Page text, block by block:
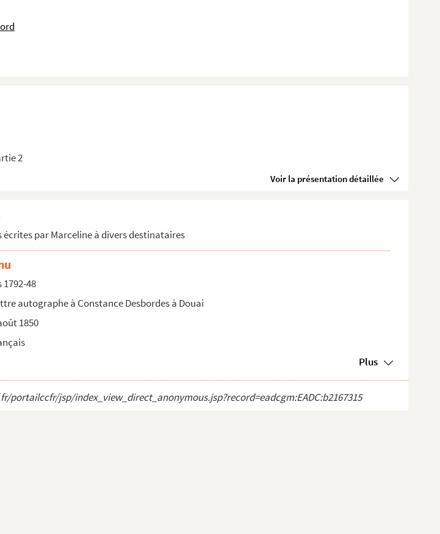
2
Voir la présentation détaillée
écrites par Marceline à divers destinataires
1792-48
autographe à Constance Desbordes à Douai
1850
Plus
portailccfr/jsp/index_view_direct_anonymous.jsp?record=eadcgm:EADC:b2167315